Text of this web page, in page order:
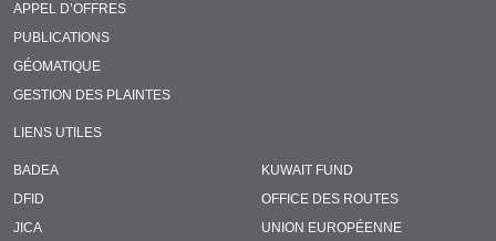
APPEL D’OFFRES
PUBLICATIONS
GÉOMATIQUE
GESTION DES PLAINTES
LIENS UTILES
BADEA
DFID
JICA
KUWAIT FUND
OFFICE DES ROUTES
UNION EUROPÉENNE